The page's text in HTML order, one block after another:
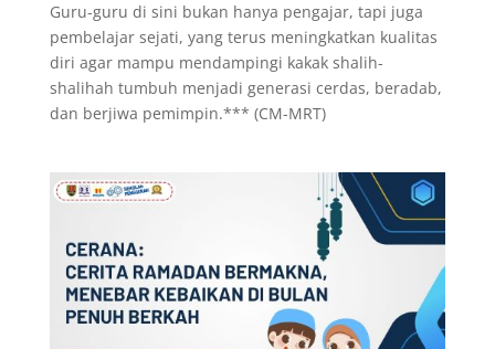
Guru-guru di sini bukan hanya pengajar, tapi juga
pembelajar sejati, yang terus meningkatkan kualitas
diri agar mampu mendampingi kakak shalih-
shalihah tumbuh menjadi generasi cerdas, beradab,
dan berjiwa pemimpin.*** (CM-MRT)